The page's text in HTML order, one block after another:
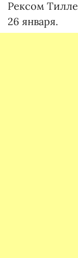
Рексом
26 января.